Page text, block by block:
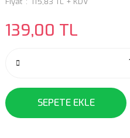
139,00 TL
SEPETE EKLE